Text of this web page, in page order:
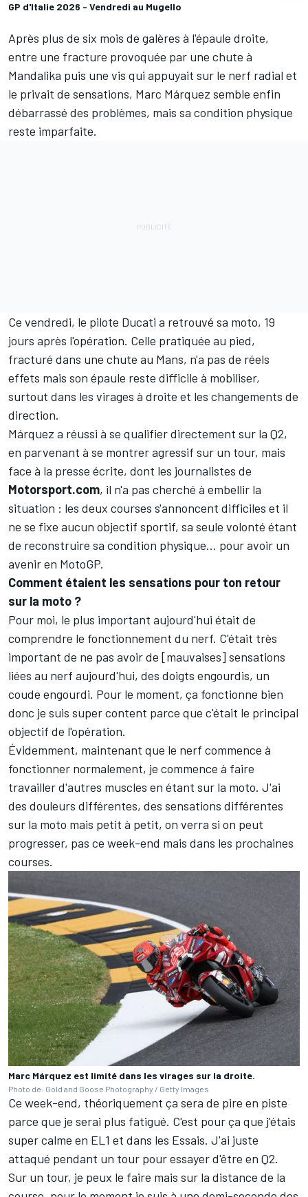
GP d'Italie 2026 - Vendredi au Mugello
Après plus de six mois de galères à l'épaule droite,
entre une fracture provoquée par une chute à
Mandalika puis une vis qui appuyait sur le nerf radial et
le privait de sensations, Marc Márquez semble enfin
débarrassé des problèmes, mais sa condition physique
reste imparfaite.
Ce vendredi, le pilote Ducati a retrouvé sa moto, 19
jours après l'opération. Celle pratiquée au pied,
fracturé dans une chute au Mans, n'a pas de réels
effets mais son épaule reste difficile à mobiliser,
surtout dans les virages à droite et les changements de
direction.
Márquez a réussi à se qualifier directement sur la Q2,
en parvenant à se montrer agressif sur un tour, mais
face à la presse écrite, dont les journalistes de
Motorsport.com, il n'a pas cherché à embellir la
situation : les deux courses s'annoncent difficiles et il
ne se fixe aucun objectif sportif, sa seule volonté étant
de reconstruire sa condition physique... pour avoir un
avenir en MotoGP.
Comment étaient les sensations pour ton retour
sur la moto ?
Pour moi, le plus important aujourd'hui était de
comprendre le fonctionnement du nerf. C'était très
important de ne pas avoir de [mauvaises] sensations
liées au nerf aujourd'hui, des doigts engourdis, un
coude engourdi. Pour le moment, ça fonctionne bien
donc je suis super content parce que c'était le principal
objectif de l'opération.
Évidemment, maintenant que le nerf commence à
fonctionner normalement, je commence à faire
travailler d'autres muscles en étant sur la moto. J'ai
des douleurs différentes, des sensations différentes
sur la moto mais petit à petit, on verra si on peut
progresser, pas ce week-end mais dans les prochaines
courses.
Marc Márquez est limité dans les virages sur la droite.
Photo de: Gold and Goose Photography / Getty Images
Ce week-end, théoriquement ça sera de pire en piste
parce que je serai plus fatigué. C'est pour ça que j'étais
super calme en EL1 et dans les Essais. J'ai juste
attaqué pendant un tour pour essayer d'être en Q2.
Sur un tour, je peux le faire mais sur la distance de la